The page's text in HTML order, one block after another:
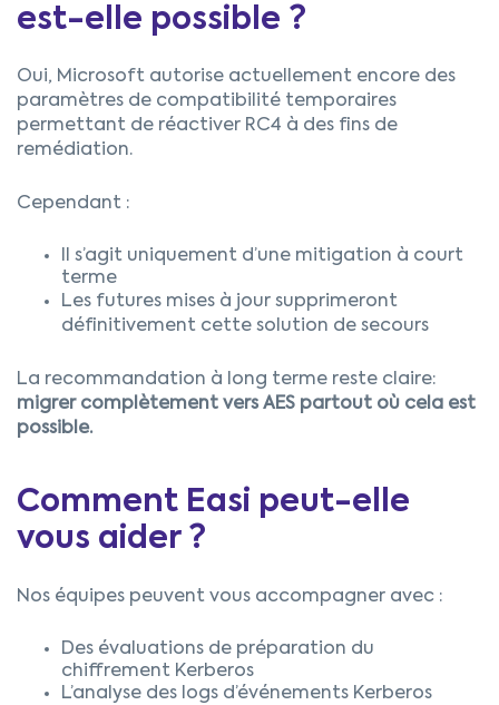
est-elle possible ?
Oui, Microsoft autorise actuellement encore des
paramètres de compatibilité temporaires
permettant de réactiver RC4 à des fins de
remédiation.
Cependant :
Il s’agit uniquement d’une mitigation à court
terme
Les futures mises à jour supprimeront
définitivement cette solution de secours
La recommandation à long terme reste claire:
migrer complètement vers AES partout où cela est
possible.
Comment Easi peut-elle
vous aider ?
Nos équipes peuvent vous accompagner avec :
Des évaluations de préparation du
chiffrement Kerberos
L’analyse des logs d’événements Kerberos